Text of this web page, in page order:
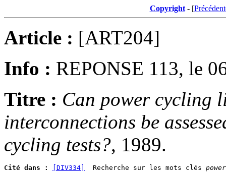
Copyright- [
Article : [ART204]
Info : REPONSE 113, le
Titre : Can power cycling
interconnections be
cycling tests?, 1989.
Cité dans : [DIV334]
  Recherche sur les mots clés